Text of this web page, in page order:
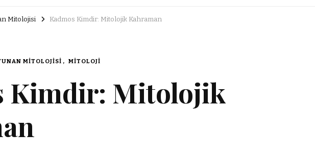
Mitolojisi Kadmos Kimdir: Mitolojik Kahraman
MITOLOJISI MITOLOJI
Kimdir: Mitolojik